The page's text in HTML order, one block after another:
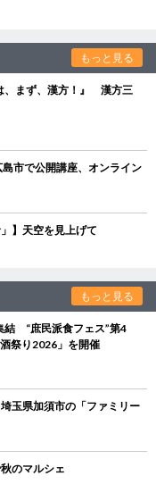
もっと見る
、まず、漢方！』 漢方三
市で公開講座、オンライン
】天空を見上げて
もっと見る
結 “庶民派食フェス”第4
祭り2026」を開催
玉県加須市の「ファミリー
のマルシェ